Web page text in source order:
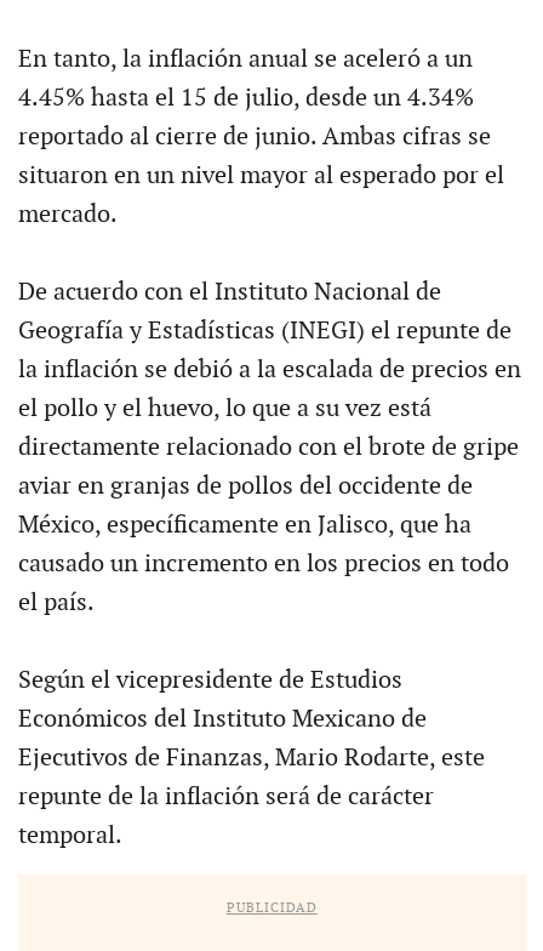
En tanto, la inflación anual se aceleró a un
4.45% hasta el 15 de julio, desde un 4.34%
reportado al cierre de junio. Ambas cifras se
situaron en un nivel mayor al esperado por el
mercado.
De acuerdo con el Instituto Nacional de
Geografía y Estadísticas (INEGI) el repunte de
la inflación se debió a la escalada de precios en
el pollo y el huevo, lo que a su vez está
directamente relacionado con el brote de gripe
aviar en granjas de pollos del occidente de
México, específicamente en Jalisco, que ha
causado un incremento en los precios en todo
el país.
Según el vicepresidente de Estudios
Económicos del Instituto Mexicano de
Ejecutivos de Finanzas, Mario Rodarte, este
repunte de la inflación será de carácter
temporal.
PUBLICIDAD